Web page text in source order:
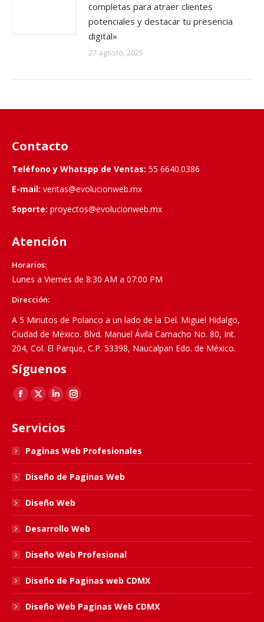
completas para atraer clientes
potenciales y destacar tu presencia
digital»
27 agosto, 2025
Contacto
Teléfono y Whatspp de Ventas: 55 6640.0386
E-mail: ventas@evolucionweb.mx
Soporte: proyectos@evolucionweb.mx
Atención
Horarios:
Lunes a Viernes de 8:30 AM a 07:00 PM
Dirección:
A 5 Minutos de Polanco a un lado de la Del. Miguel Hidalgo,
Ciudad de México. Blvd. Manuel Ávila Camacho No. 80, Int.
204, Col. El Parque, C.P. 53398, Naucalpan Edo. de México.
Síguenos
Find us on:
Facebook
opens
in
new
window
X
opens
in
new
window
Linkedin
opens
new
window
Instagram
in
new
window
Servicios
Paginas Web Profesionales
Diseño de Paginas Web
Diseño Web
Desarrollo Web
Diseño Web Profesional
Diseño de Paginas web CDMX
Diseño Web Paginas Web CDMX